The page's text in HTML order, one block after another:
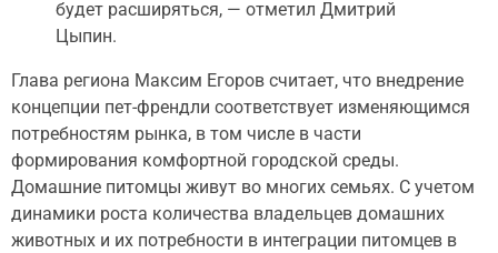
будет расширяться, — отметил Дмитрий
Цыпин.
Глава региона Максим Егоров считает, что внедрение
концепции пет-френдли соответствует изменяющимся
потребностям рынка, в том числе в части
формирования комфортной городской среды.
Домашние питомцы живут во многих семьях. С учетом
динамики роста количества владельцев домашних
животных и их потребности в интеграции питомцев в